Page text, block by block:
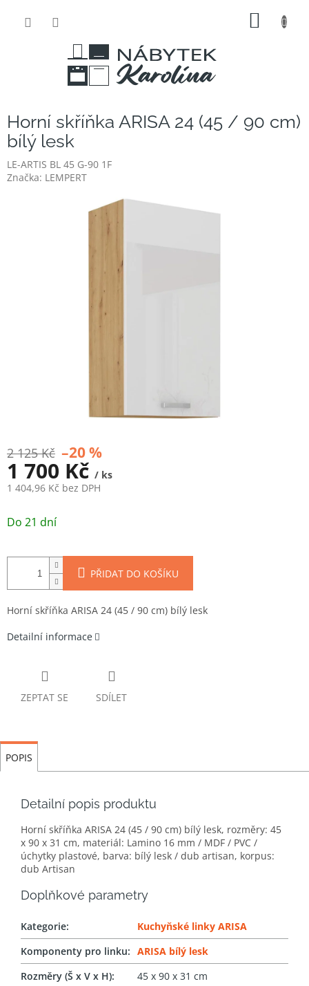
Horní skříňka ARISA 24 (45 / 90 cm)
bílý lesk
LE-ARTIS BL 45 G-90 1F
Značka: LEMPERT
2 125 Kč –20 %
1 700 Kč / ks
1 404,96 Kč bez DPH
cena:
Do 21 dní
PŘIDAT DO KOŠÍKU
Horní skříňka ARISA 24 (45 / 90 cm) bílý lesk
Detailní informace
ZEPTAT SE SDÍLET
POPIS
Detailní popis produktu
Horní skříňka ARISA 24 (45 / 90 cm) bílý lesk, rozměry: 45
x 90 x 31 cm, materiál: Lamino 16 mm / MDF / PVC /
úchytky plastové, barva: bílý lesk / dub artisan, korpus:
dub Artisan
Doplňkové parametry
Kategorie:
Kuchyňské linky ARISA
Komponenty pro linku: ARISA bílý lesk
Rozměry (Š x V x H): 45 x 90 x 31 cm